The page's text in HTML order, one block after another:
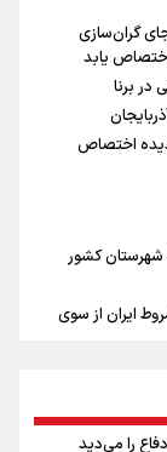
گران‌سازی
یابد
برنا
اختصاص
ایران از سوی
جنگ است/ خطر از
را می‌دید